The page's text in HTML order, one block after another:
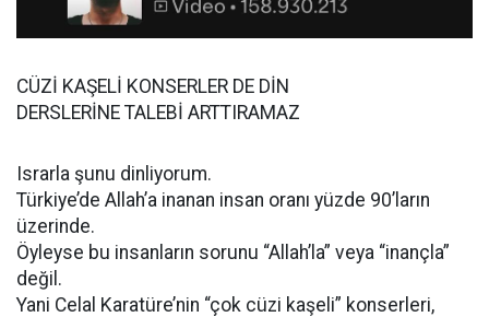
CÜZİ KAŞELİ KONSERLER DE DİN
DERSLERİNE TALEBİ ARTTIRAMAZ
Israrla şunu dinliyorum.
Türkiye’de Allah’a inanan insan oranı yüzde 90’ların
üzerinde.
Öyleyse bu insanların sorunu “Allah’la” veya “inançla”
değil.
Yani Celal Karatüre’nin “çok cüzi kaşeli” konserleri,